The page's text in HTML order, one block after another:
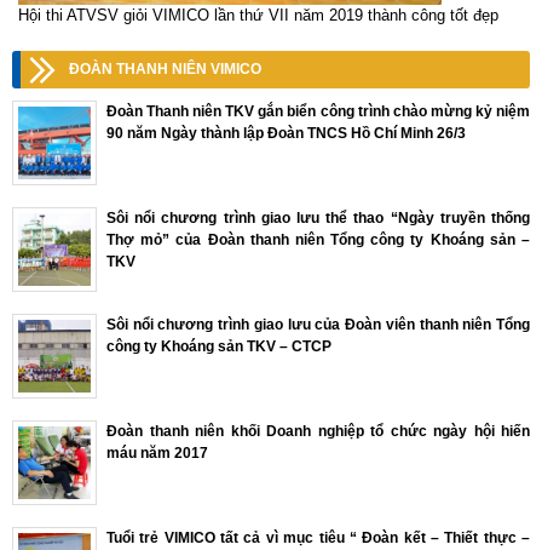
Hội thi ATVSV giỏi VIMICO lần thứ VII năm 2019 thành công tốt đẹp
ĐOÀN THANH NIÊN VIMICO
Đoàn Thanh niên TKV gắn biển công trình chào mừng kỷ niệm
90 năm Ngày thành lập Đoàn TNCS Hồ Chí Minh 26/3
Sôi nổi chương trình giao lưu thể thao “Ngày truyền thống
Thợ mỏ” của Đoàn thanh niên Tổng công ty Khoáng sản –
TKV
Sôi nổi chương trình giao lưu của Đoàn viên thanh niên Tổng
công ty Khoáng sản TKV – CTCP
Đoàn thanh niên khối Doanh nghiệp tổ chức ngày hội hiến
máu năm 2017
Tuổi trẻ VIMICO tất cả vì mục tiêu “ Đoàn kết – Thiết thực –